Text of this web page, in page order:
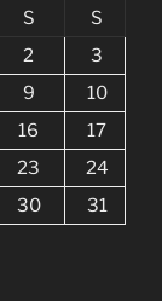
S
S
2
3
9
10
16
17
23
24
30
31